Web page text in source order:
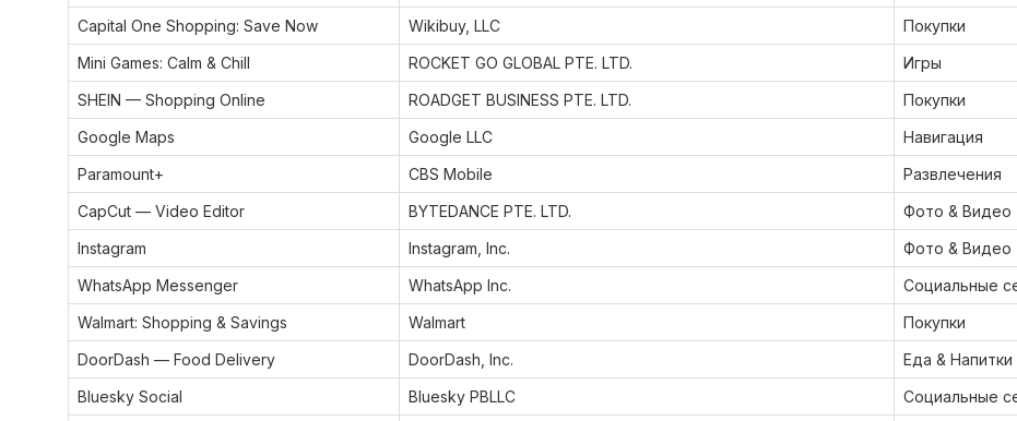
Capital One Shopping: Save Now
Wikibuy, LLC Покупки
Mini Games: Calm & Chill
ROCKET GO GLOBAL PTE. LTD. Игры
SHEIN — Shopping Online
ROADGET BUSINESS PTE. LTD. Покупки
Google Maps
Google LLC Навигация
Paramount+
CBS Mobile Развлечения
CapCut — Video Editor
BYTEDANCE PTE. LTD. Фото & Видео
Instagram
Instagram, Inc. Фото & Видео
WhatsApp Messenger
WhatsApp Inc. Социальные
Walmart: Shopping & Savings
Walmart Покупки
DoorDash — Food Delivery
DoorDash, Inc. Еда & Напитки
Bluesky Social
Bluesky PBLLC Социальные